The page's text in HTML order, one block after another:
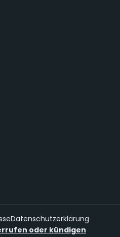
Datenschutzerklärung
oder kündigen